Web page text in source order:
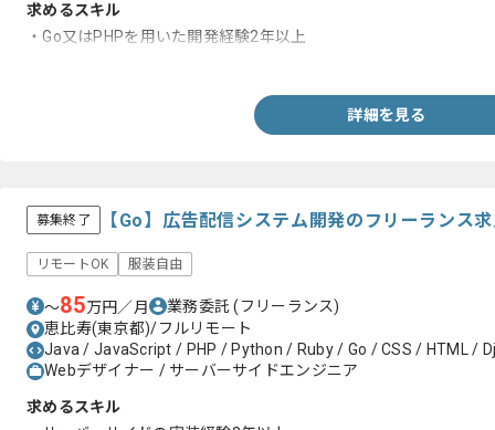
求めるスキル
・Go又はPHPを用いた開発経験2年以上
詳細を見る
募集終了 【Go】広告配信システム開発のフリーランス
リモートOK 服装自由
〜85万円／月 業務委託(フリーランス)
恵比寿(東京都)/フルリモート
Java / JavaScript / PHP / Python / Ruby / Go / CSS / HTML /
Webデザイナー / サーバーサイドエンジニア
求めるスキル